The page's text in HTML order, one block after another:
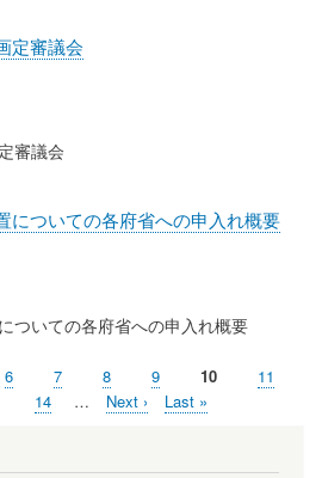
定審議会
審議会
についての各府省への申入れ概要
ついての各府省への申入れ概要
Page
6 Page
7 Page
8 Page
9
Current
page
10 Page
11
Page
14 …
Next
Next ›
Last
Last »